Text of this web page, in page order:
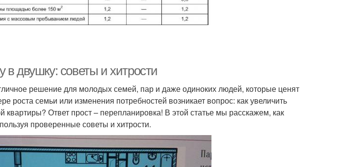
в двушку: советы и хитрости
решение для молодых семей, пар и даже одиноких людей, которые ценят
роста семьи или изменения потребностей возникает вопрос: как увеличить
Ответ прост – перепланировка! В этой статье мы расскажем, как
проверенные советы и хитрости.